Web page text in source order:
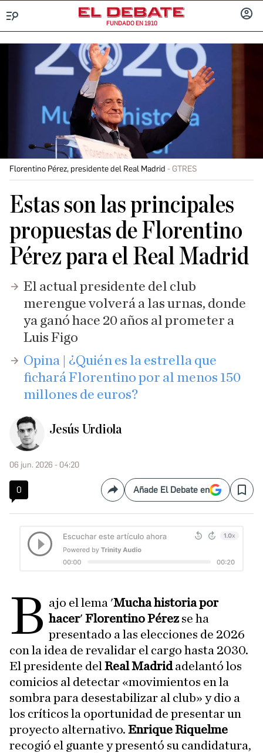
FUNDADO EN 1910
Florentino Pérez, presidente del Real Madrid GTRES
Estas son las principales
propuestas de Florentino
Pérez para el Real Madrid
El actual presidente del club
merengue volverá a las urnas, donde
ya ganó hace 20 años al prometer a
Luis Figo
Opina | ¿Quién es la estrella que
fichará Florentino por al menos 150
millones de euros?
Jesús Urdiola
06 jun. 2026 - 04:20
0 CompartirAñade El Debate en Save
B ajo el lema 'Mucha historia por
hacer'Florentino Pérezse ha
presentado a las elecciones de 2026
con la idea de revalidar el cargo hasta 2030.
El presidente del Real Madridadelantó los
comicios al detectar «movimientos en la
sombra para desestabilizar al club» y dio a
los críticos la oportunidad de presentar un
proyecto alternativo. Enrique Riquelme
recogió el guante y presentó su candidatura,